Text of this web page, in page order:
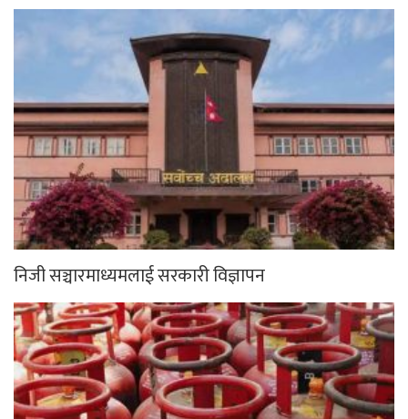
निजी सञ्चारमाध्यमलाई सरकारी विज्ञापन